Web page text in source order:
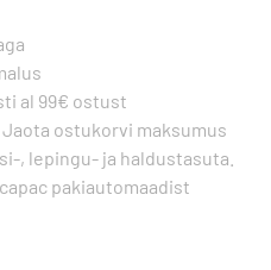
al 99€ ostust
ostukorvi maksumus
, lepingu- ja haldustasuta.
pakiautomaadist